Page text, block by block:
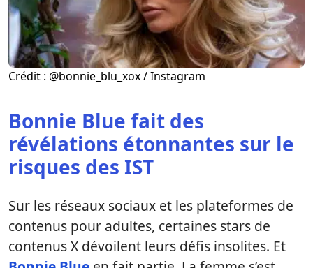
Crédit : @bonnie_blu_xox / Instagram
Bonnie Blue fait des
révélations étonnantes sur le
risques des IST
Sur les réseaux sociaux et les plateformes de
contenus pour adultes, certaines stars de
contenus X dévoilent leurs défis insolites. Et